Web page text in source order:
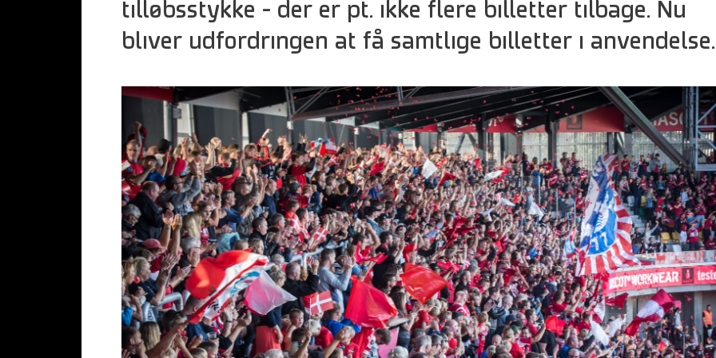
tilløbsstykke – der er pt. ikke flere billetter tilbage. Nu
bliver udfordringen at få samtlige billetter i anvendelse.